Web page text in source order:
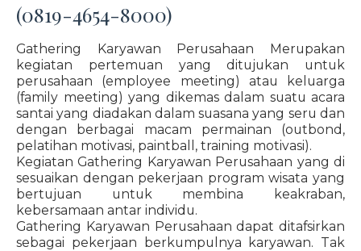
(0819-4654-8000)
Gathering Karyawan Perusahaan Merupakan
kegiatan pertemuan yang ditujukan untuk
perusahaan (employee meeting) atau keluarga
(family meeting) yang dikemas dalam suatu acara
santai yang diadakan dalam suasana yang seru dan
dengan berbagai macam permainan (outbond,
pelatihan motivasi, paintball, training motivasi).
Kegiatan Gathering Karyawan Perusahaan yang di
sesuaikan dengan pekerjaan program wisata yang
bertujuan untuk membina keakraban,
kebersamaan antar individu.
Gathering Karyawan Perusahaan dapat ditafsirkan
sebagai pekerjaan berkumpulnya karyawan. Tak